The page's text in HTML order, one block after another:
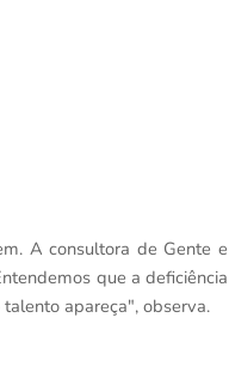
A consultora de Gente e
que a deficiência
apareça", observa.